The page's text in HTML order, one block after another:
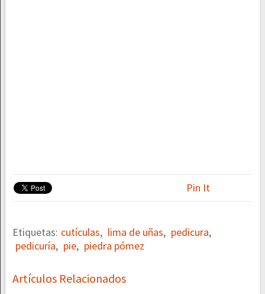
Pin It
Etiquetas: cutículas, lima de uñas, pedicura,
pedicuría, pie, piedra pómez
Artículos Relacionados